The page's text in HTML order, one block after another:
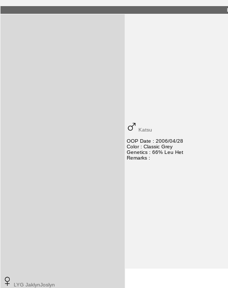
LYG JaklynJoslyn
Katsu
OOP Date : 2006/04/28
Color : Classic Grey
Genetics : 66% Leu Het
Remarks :